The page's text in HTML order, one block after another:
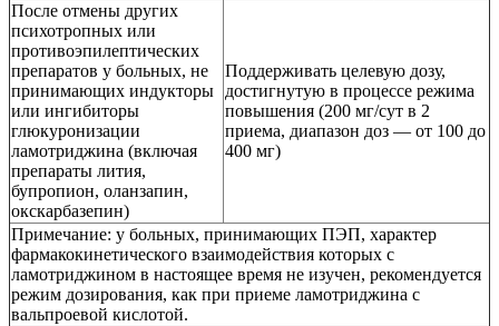
После отмены других
психотропных или
противоэпилептических
препаратов у больных, не
принимающих индукторы
или ингибиторы
глюкуронизации
ламотриджина (включая
препараты лития,
бупропион, оланзапин,
окскарбазепин)
Поддерживать целевую дозу,
достигнутую в процессе режима
повышения (200 мг/сут в 2
приема, диапазон доз — от 100 до
400 мг)
Примечание: у больных, принимающих ПЭП, характер
фармакокинетического взаимодействия которых с
ламотриджином в настоящее время не изучен, рекомендуется
режим дозирования, как при приеме ламотриджина с
вальпроевой кислотой.